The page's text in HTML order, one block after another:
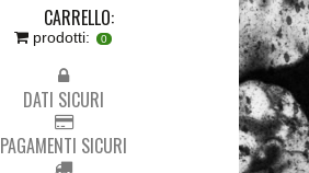
CARRELLO:
prodotti: 0
DATI SICURI
PAGAMENTI SICURI